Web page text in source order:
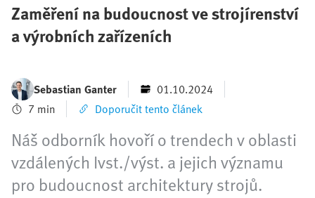
Zaměření na budoucnost ve strojírenství
a výrobních zařízeních
Sebastian Ganter
01.10.2024
7 min
Doporučit tento článek
Náš odborník hovoří o trendech v oblasti
vzdálených Ivst./výst. a jejich významu
pro budoucnost architektury strojů.